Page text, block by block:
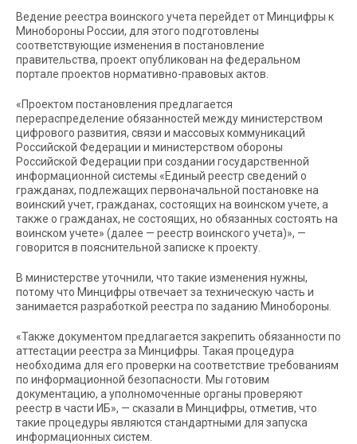
Ведение реестра воинского учета перейдет от Минцифры к
Минобороны России, для этого подготовлены
соответствующие изменения в постановление
правительства, проект опубликован на федеральном
портале проектов нормативно-правовых актов.
«Проектом постановления предлагается
перераспределение обязанностей между министерством
цифрового развития, связи и массовых коммуникаций
Российской Федерации и министерством обороны
Российской Федерации ‎при создании государственной
информационной системы «Единый реестр сведений о
гражданах, подлежащих первоначальной постановке на
воинский учет, гражданах, состоящих на воинском учете, а
также о гражданах, не состоящих, ‎но обязанных состоять на
воинском учете» (далее — реестр воинского учета)», —
говорится в пояснительной записке к проекту.
В министерстве уточнили, что такие изменения нужны,
потому что Минцифры отвечает за техническую часть и
занимается разработкой реестра по заданию Минобороны.
«Также документом предлагается закрепить обязанности по
аттестации реестра за Минцифры. Такая процедура
необходима для его проверки на соответствие требованиям
по информационной безопасности. Мы готовим
документацию, а уполномоченные органы проверяют
реестр в части ИБ», — сказали в Минцифры, отметив, что
такие процедуры являются стандартными для запуска
информационных систем.